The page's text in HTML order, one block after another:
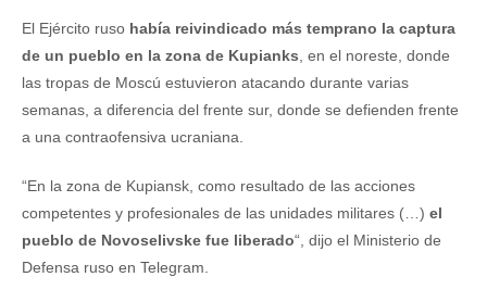
El Ejército ruso había reivindicado más temprano la captura
de un pueblo en la zona de Kupianks , en el noreste, donde
las tropas de Moscú estuvieron atacando durante varias
semanas, a diferencia del frente sur, donde se defienden frente
a una contraofensiva ucraniana.
“En la zona de Kupiansk, como resultado de las acciones
competentes y profesionales de las unidades militares (…) el
pueblo de Novoselivske fue liberado“, dijo el Ministerio de
Defensa ruso en Telegram.